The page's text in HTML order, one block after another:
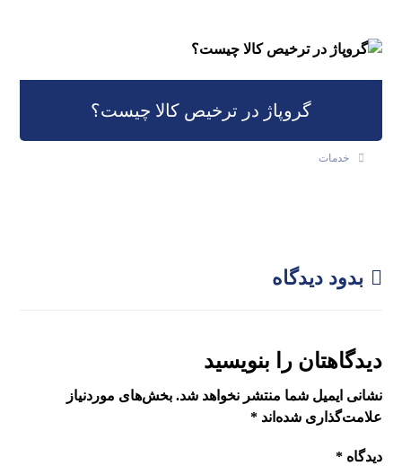
گروپاژ در ترخیص کالا چیست؟
خدمات
بدود دیدگاه
دیدگاهتان را بنویسید
نشانی ایمیل شما منتشر نخواهد شد. بخش‌های موردنیاز
علامت‌گذاری شده‌اند*
دیدگاه*